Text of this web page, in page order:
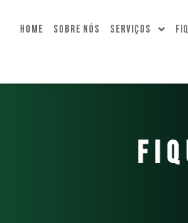
Home Sobre Nós Serviços